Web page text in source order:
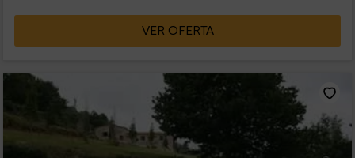
VER OFERTA